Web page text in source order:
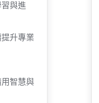
與進
升專業
用智慧與